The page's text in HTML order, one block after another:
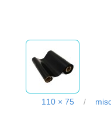
/
75 × 110